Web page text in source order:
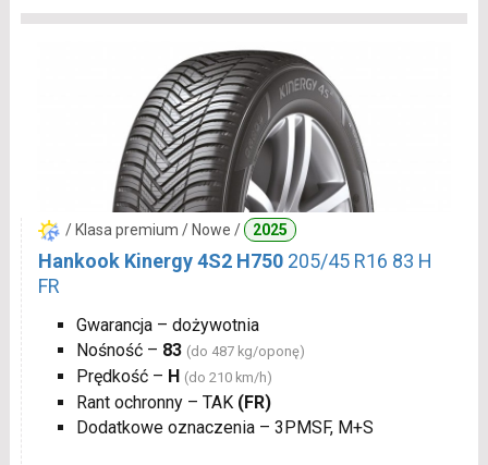
/ Klasa premium / Nowe / 2025
Hankook Kinergy 4S2 H750 205/45 R16 83 H
FR
Gwarancja – dożywotnia
Nośność – 83 (do 487 kg/oponę)
Prędkość – H (do 210 km/h)
Rant ochronny – TAK (FR)
Dodatkowe oznaczenia – 3PMSF, M+S